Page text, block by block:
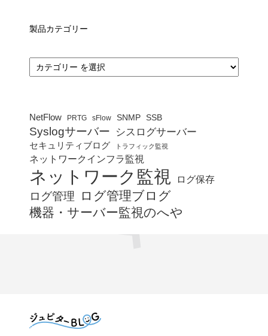
製品カテゴリー
カ
テ
ゴ
NetFlow PRTG sFlow SNMP SSB
Syslogサーバー シスログサーバー
セキュリティブログ トラフィック監視
ネットワークインフラ監視
ネットワーク監視 ログ保存
ログ管理
ログ管理ブログ
機器・サーバー監視のへや